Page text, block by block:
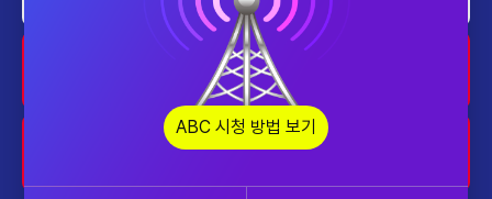
업&다운
ABC 시청 방법 보기